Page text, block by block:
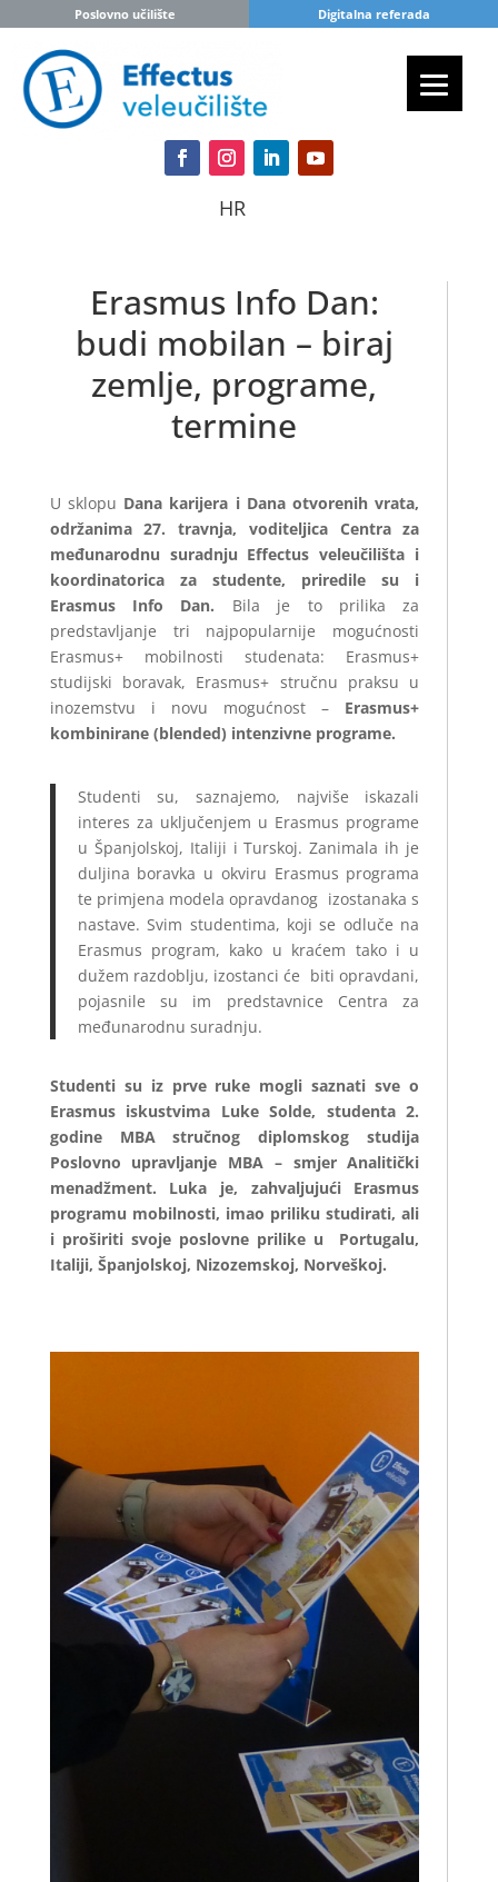
Poslovno učilište Digitalna referada
HR
Erasmus Info Dan:
budi mobilan – biraj
zemlje, programe,
termine
U sklopu Dana karijera i Dana otvorenih vrata,
održanima 27. travnja, voditeljica Centra za
međunarodnu suradnju Effectus veleučilišta i
koordinatorica za studente, priredile su i
Erasmus Info Dan. Bila je to prilika za
predstavljanje tri najpopularnije mogućnosti
Erasmus+ mobilnosti studenata: Erasmus+
studijski boravak, Erasmus+ stručnu praksu u
inozemstvu i novu mogućnost – Erasmus+
kombinirane (blended) intenzivne programe.
Studenti su, saznajemo, najviše iskazali
interes za uključenjem u Erasmus programe
u Španjolskoj, Italiji i Turskoj. Zanimala ih je
duljina boravka u okviru Erasmus programa
te primjena modela opravdanog izostanaka s
nastave. Svim studentima, koji se odluče na
Erasmus program, kako u kraćem tako i u
dužem razdoblju, izostanci će biti opravdani,
pojasnile su im predstavnice Centra za
međunarodnu suradnju.
Studenti su iz prve ruke mogli saznati sve o
Erasmus iskustvima Luke Solde, studenta 2.
godine MBA stručnog diplomskog studija
Poslovno upravljanje MBA – smjer Analitički
menadžment. Luka je, zahvaljujući Erasmus
programu mobilnosti, imao priliku studirati, ali
i proširiti svoje poslovne prilike u Portugalu,
Italiji, Španjolskoj, Nizozemskoj, Norveškoj.